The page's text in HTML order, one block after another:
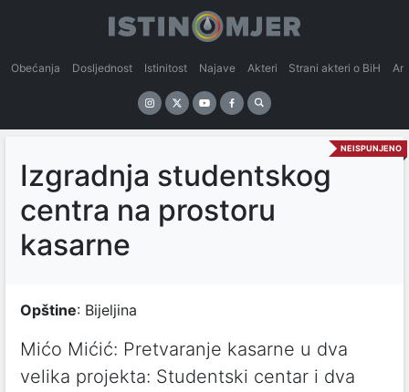
Obećanja Dosljednost Istinitost Najave Akteri Strani akteri o BiH
NEISPUNJENO
Izgradnja studentskog
centra na prostoru
kasarne
Opštine: Bijeljina
Mićo Mićić: Pretvaranje kasarne u dva
velika projekta: Studentski centar i dva